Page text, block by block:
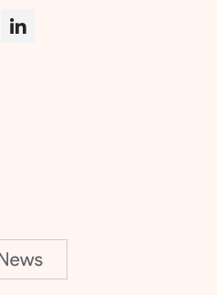
gezisinde Türkiye'yi